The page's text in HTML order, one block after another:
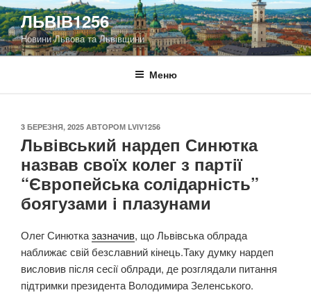
Перейти
до
вмісту
ЛЬВІВ1256
Новини Львова та Львівщини
Меню
ОПУБЛІКОВАНО
3 БЕРЕЗНЯ, 2025 АВТОРОМ LVIV1256
Львівський нардеп Синютка
назвав своїх колег з партії
“Європейська солідарність”
боягузами і плазунами
Олег Синютказазначив, що Львівська облрада
наближає свій безславний кінець.Таку думку нардеп
висловив після сесії облради, де розглядали питання
підтримки президента Володимира Зеленського.